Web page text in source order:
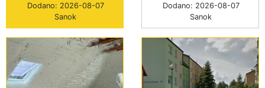
Dodano: 2026-08-07
Sanok
Dodano: 2026-08-07
Sanok